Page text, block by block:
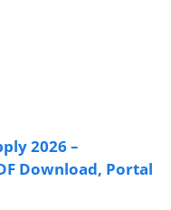
2026 –
Download, Portal